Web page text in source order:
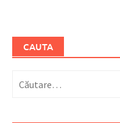
CAUTA
după: